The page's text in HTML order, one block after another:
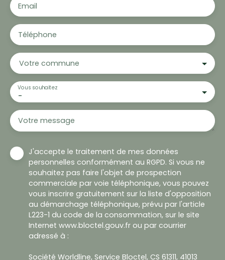
Email
Téléphone
Votre commune
-
Vous souhaitez
Votre message
J'accepte le traitement de mes données
personnelles conformément au RGPD. Si vous ne
souhaitez pas faire l'objet de prospection
commerciale par voie téléphonique, vous pouvez
vous inscrire gratuitement sur la liste d'opposition
au démarchage téléphonique, prévu par l'article
L223-1 du code de la consommation, sur le site
Internet www.bloctel.gouv.fr ou par courrier
adressé à :
Société Worldline, Service Bloctel, CS 61311, 41013